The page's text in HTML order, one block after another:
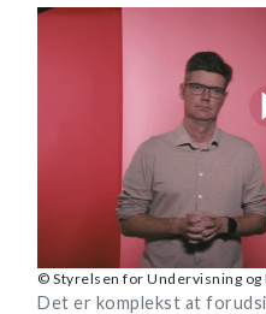
© Styrelsen for Undervisning og
Det er komplekst at